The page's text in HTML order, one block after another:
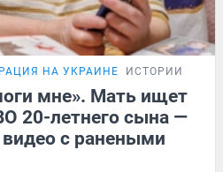
НА УКРАИНЕ ИСТОРИИ
мне». Мать ищет
20-летнего сына —
видео с ранеными